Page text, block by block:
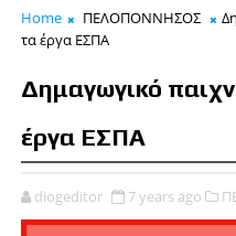
Home ΠΕΛΟΠΟΝΝΗΣΟΣ
τα έργα ΕΣΠΑ
Δημαγωγικό
έργα ΕΣΠΑ
diogeditor 7 years ago